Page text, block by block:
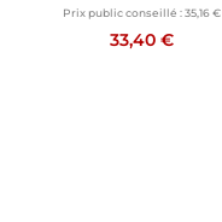
Prix public conseillé : 35,16 €
33,40 €